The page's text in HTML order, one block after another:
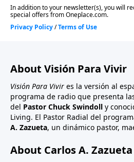
About Visión Para Vivir
Visión Para Vivir es la versión al
programa de radio que presenta
del Pastor Chuck Swindoll y
Living. El Pastor Radial del
A. Zazueta, un dinámico pastor,
About Carlos A. Zazueta